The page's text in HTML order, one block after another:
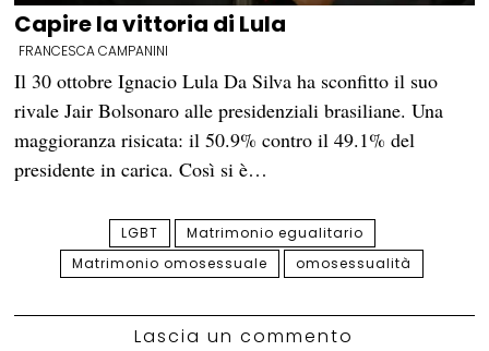
Capire la vittoria di Lula
FRANCESCA CAMPANINI
Il 30 ottobre Ignacio Lula Da Silva ha sconfitto il suo
rivale Jair Bolsonaro alle presidenziali brasiliane. Una
maggioranza risicata: il 50.9% contro il 49.1% del
presidente in carica. Così si è…
LGBT
Matrimonio egualitario
Matrimonio omosessuale
omosessualità
Lascia un commento